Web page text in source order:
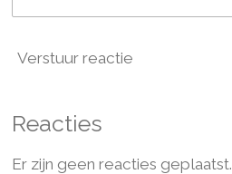
Verstuur reactie
Reacties
Er zijn geen reacties geplaatst.